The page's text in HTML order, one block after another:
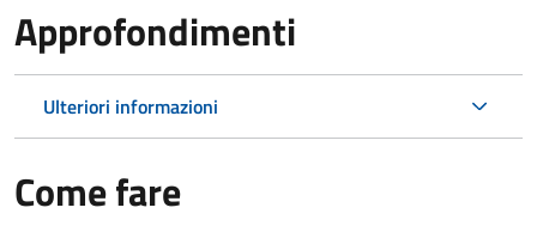
Approfondimenti
Ulteriori informazioni
Come fare